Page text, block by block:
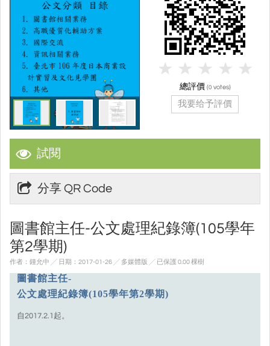
試閱
分享 QR Code
圖書館主任-公文處理紀錄簿(105學年
第2學期)
作者：鍾允中 ╱ 日期：2017-01-26 ╱ 多媒體版 ╱ 已保護 0.00 棵樹
圖書館主任-
公文處理紀錄簿(105學年第2學期)
自2017.2.1起。
總評價 (0 votes)
我要给予評價